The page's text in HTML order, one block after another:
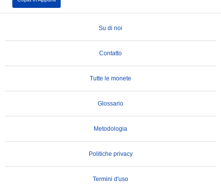
Su di noi
Contatto
Tutte le monete
Glossario
Metodologia
Politiche privacy
Termini d'uso